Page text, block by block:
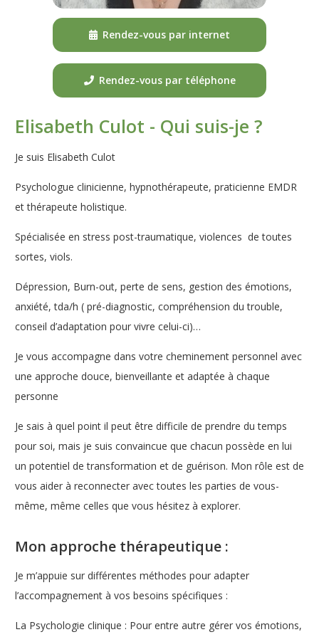
Elisabeth Culot - Qui suis-je ?
Je suis Elisabeth Culot
Psychologue clinicienne, hypnothérapeute, praticienne EMDR
et thérapeute holistique.
Spécialisée en stress post-traumatique, violences de toutes
sortes, viols.
Dépression, Burn-out, perte de sens, gestion des émotions,
anxiété, tda/h ( pré-diagnostic, compréhension du trouble,
conseil d’adaptation pour vivre celui-ci)…
Je vous accompagne dans votre cheminement personnel avec
une approche douce, bienveillante et adaptée à chaque
personne
Je sais à quel point il peut être difficile de prendre du temps
pour soi, mais je suis convaincue que chacun possède en lui
un potentiel de transformation et de guérison. Mon rôle est de
vous aider à reconnecter avec toutes les parties de vous-
même, même celles que vous hésitez à explorer.
Mon approche thérapeutique :
Je m’appuie sur différentes méthodes pour adapter
l’accompagnement à vos besoins spécifiques :
La Psychologie clinique : Pour entre autre gérer vos émotions,
Rendez-vous par internet
Rendez-vous par téléphone